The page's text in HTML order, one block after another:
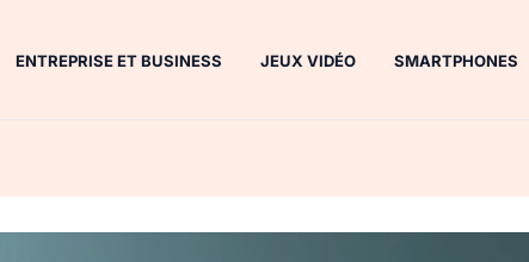
ENTREPRISE ET BUSINESS JEUX VIDÉO SMARTPHONES